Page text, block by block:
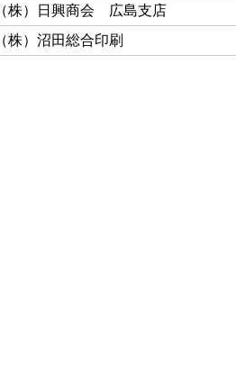
（株）日興商会 広島支店
（株）沼田総合印刷